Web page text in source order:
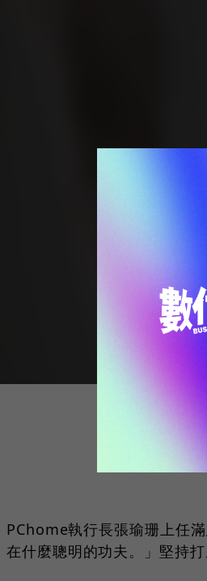
PChome執行長張瑜珊上任
在什麼聰明的功夫。」堅持